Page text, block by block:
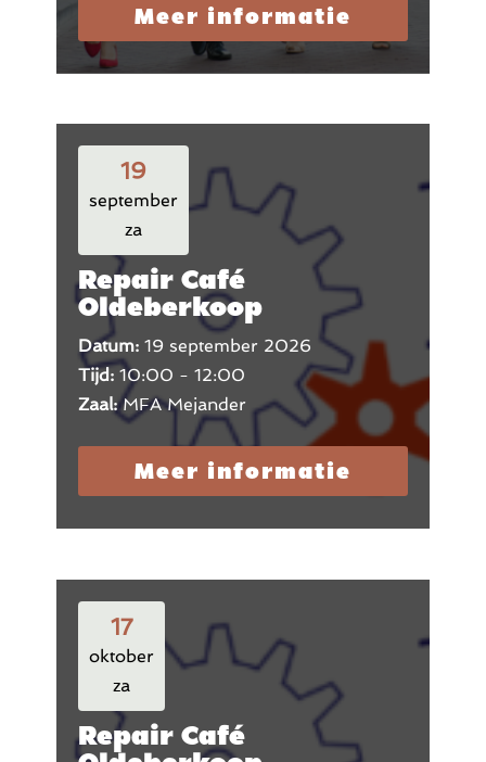
Meer informatie
19
september
za
Repair Café
Oldeberkoop
Datum: 19 september 2026
Tijd: 10:00 - 12:00
Zaal:MFA Mejander
Meer informatie
17
oktober
za
Repair Café